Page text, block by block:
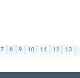
7 8 9 10 11 12 13